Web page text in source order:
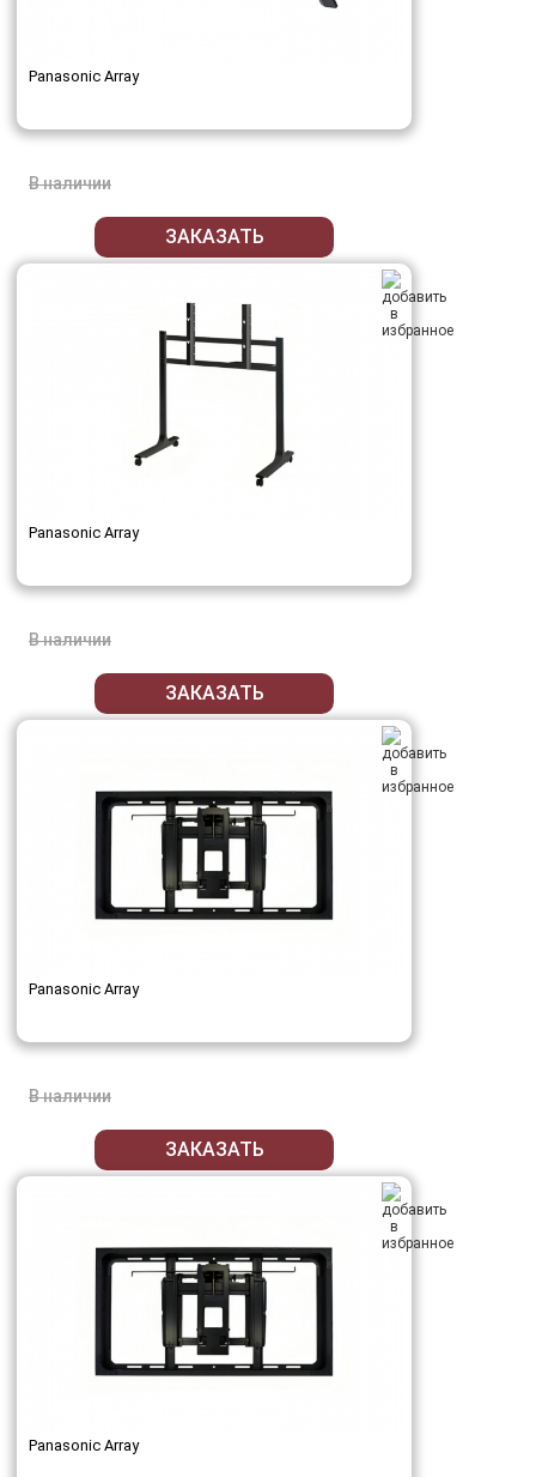
Panasonic Array
В наличии
ЗАКАЗАТЬ
Panasonic Array
В наличии
ЗАКАЗАТЬ
Panasonic Array
В наличии
ЗАКАЗАТЬ
Panasonic Array